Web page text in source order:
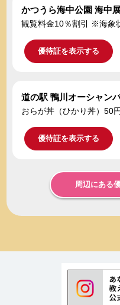
かつうら海中公園 海中
観覧料金10％割引 ※海象
優待証を表示する
道の駅 鴨川オーシャン
おらが丼（ひかり丼）
優待証を表示する
周辺にある